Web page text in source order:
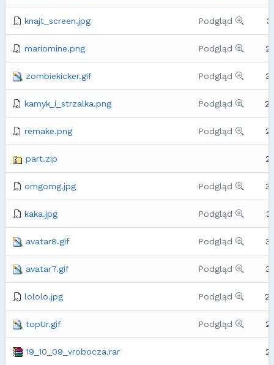
knajt_screen.jpg Podgląd
mariomine.png Podgląd
zombiekicker.gif Podgląd
kamyk_i_strzalka.png Podgląd
remake.png Podgląd
part.zip
omgomg.jpg Podgląd
kaka.jpg Podgląd
avatar8.gif Podgląd
avatar7.gif Podgląd
lololo.jpg Podgląd
topUr.gif Podgląd
19_10_09_vrobocza.rar